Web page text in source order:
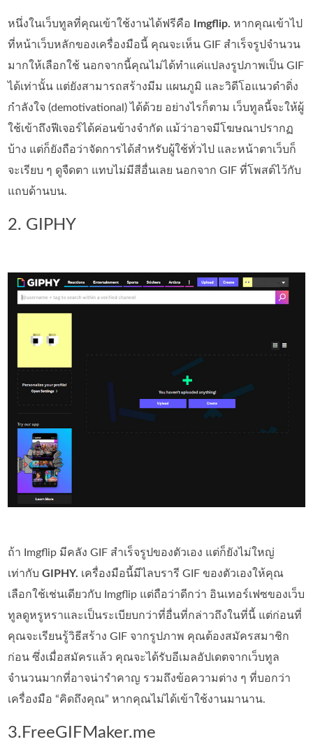
หนึ่งในเว็บทูลที่คุณเข้าใช้งานได้ฟรีคือ Imgflip. หากคุณเข้าไป
ที่หน้าเว็บหลักของเครื่องมือนี้ คุณจะเห็น GIF สำเร็จรูปจำนวน
มากให้เลือกใช้ นอกจากนี้คุณไม่ได้ทำแค่แปลงรูปภาพเป็น GIF
ได้เท่านั้น แต่ยังสามารถสร้างมีม แผนภูมิ และวิดีโอแนวดำดิ่ง
กำลังใจ (demotivational) ได้ด้วย อย่างไรก็ตาม เว็บทูลนี้จะให้ผู้
ใช้เข้าถึงฟีเจอร์ได้ค่อนข้างจำกัด แม้ว่าอาจมีโฆษณาปรากฏ
บ้าง แต่ก็ยังถือว่าจัดการได้สำหรับผู้ใช้ทั่วไป และหน้าตาเว็บก็
จะเรียบ ๆ ดูจืดตา แทบไม่มีสีอื่นเลย นอกจาก GIF ที่โพสต์ไว้กับ
แถบด้านบน.
2. GIPHY
ถ้า Imgflip มีคลัง GIF สำเร็จรูปของตัวเอง แต่ก็ยังไม่ใหญ่
เท่ากับGIPHY. เครื่องมือนี้มีไลบรารี GIF ของตัวเองให้คุณ
เลือกใช้เช่นเดียวกับ Imgflip แต่ถือว่าดีกว่า อินเทอร์เฟซของเว็บ
ทูลดูหรูหราและเป็นระเบียบกว่าที่อื่นที่กล่าวถึงในที่นี้ แต่ก่อนที่
คุณจะเรียนรู้วิธีสร้าง GIF จากรูปภาพ คุณต้องสมัครสมาชิก
ก่อน ซึ่งเมื่อสมัครแล้ว คุณจะได้รับอีเมลอัปเดตจากเว็บทูล
จำนวนมากที่อาจน่ารำคาญ รวมถึงข้อความต่าง ๆ ที่บอกว่า
เครื่องมือ “คิดถึงคุณ” หากคุณไม่ได้เข้าใช้งานมานาน.
3.FreeGIFMaker.me